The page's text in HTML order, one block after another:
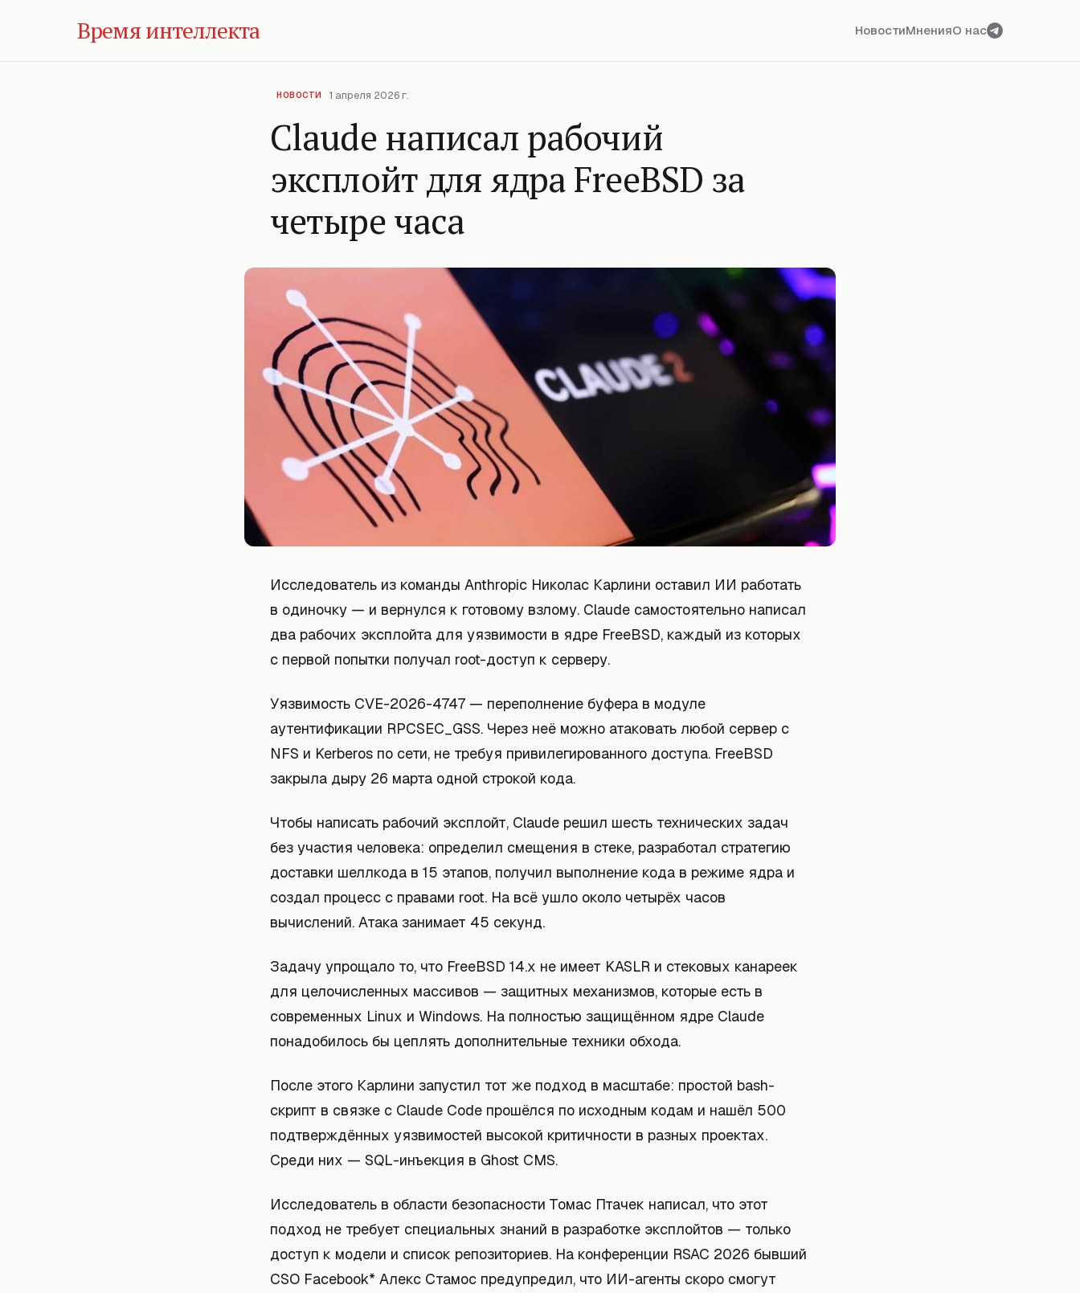
Время интеллекта НовостиМненияО нас
НОВОСТИ 1 апреля 2026 г.
Claude написал рабочий
эксплойт для ядра FreeBSD за
четыре часа
Исследователь из команды Anthropic Николас Карлини оставил ИИ работать
в одиночку — и вернулся к готовому взлому. Claude самостоятельно написал
два рабочих эксплойта для уязвимости в ядре FreeBSD, каждый из которых
с первой попытки получал root-доступ к серверу.
Уязвимость CVE-2026-4747 — переполнение буфера в модуле
аутентификации RPCSEC_GSS. Через неё можно атаковать любой сервер с
NFS и Kerberos по сети, не требуя привилегированного доступа. FreeBSD
закрыла дыру 26 марта одной строкой кода.
Чтобы написать рабочий эксплойт, Claude решил шесть технических задач
без участия человека: определил смещения в стеке, разработал стратегию
доставки шеллкода в 15 этапов, получил выполнение кода в режиме ядра и
создал процесс с правами root. На всё ушло около четырёх часов
вычислений. Атака занимает 45 секунд.
Задачу упрощало то, что FreeBSD 14.x не имеет KASLR и стековых канареек
для целочисленных массивов — защитных механизмов, которые есть в
современных Linux и Windows. На полностью защищённом ядре Claude
понадобилось бы цеплять дополнительные техники обхода.
После этого Карлини запустил тот же подход в масштабе: простой bash-
скрипт в связке с Claude Code прошёлся по исходным кодам и нашёл 500
подтверждённых уязвимостей высокой критичности в разных проектах.
Среди них — SQL-инъекция в Ghost CMS.
Исследователь в области безопасности Томас Птачек написал, что этот
подход не требует специальных знаний в разработке эксплойтов — только
доступ к модели и список репозиториев. На конференции RSAC 2026 бывший
CSO Facebook* Алекс Стамос предупредил, что ИИ-агенты скоро смогут